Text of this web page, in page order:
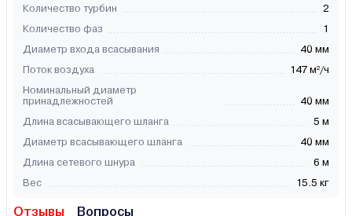
Количество турбин
2
Количество фаз
1
Диаметр входа всасывания
40 мм
Поток воздуха
147 м²/ч
Номинальный диаметр
принадлежностей
40 мм
Длина всасывающего шланга
5 м
Диаметр всасывающего шланга
40 мм
Длина сетевого шнура
6 м
Вес
15.5 кг
Отзывы Вопросы